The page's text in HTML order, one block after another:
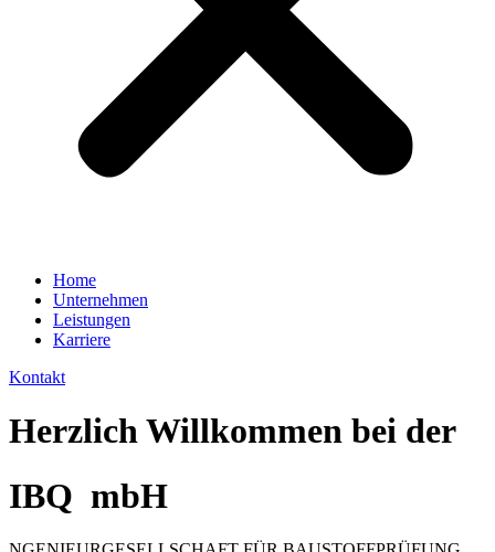
Home
Unternehmen
Leistungen
Karriere
Kontakt
Herzlich Willkommen bei der
IBQ mbH